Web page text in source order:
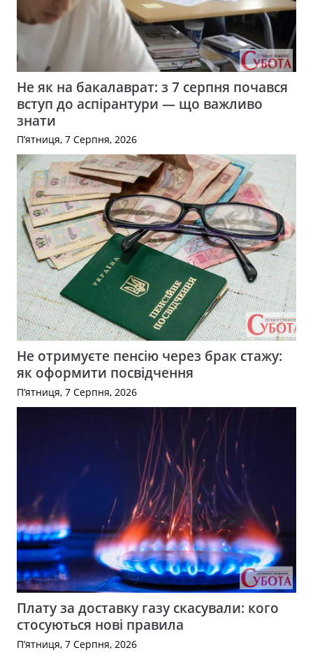
Не як на бакалаврат: з 7 серпня почався
вступ до аспірантури — що важливо
знати
П’ятниця, 7 Серпня, 2026
Не отримуєте пенсію через брак стажу:
як оформити посвідчення
П’ятниця, 7 Серпня, 2026
Плату за доставку газу скасували: кого
стосуються нові правила
П’ятниця, 7 Серпня, 2026